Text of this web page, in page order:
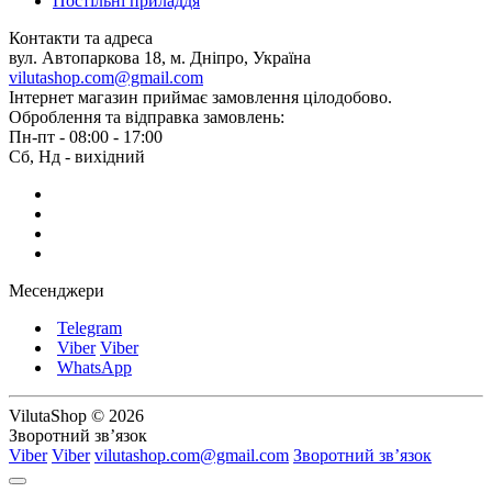
Контакти та адреса
вул. Автопаркова 18, м. Дніпро, Україна
vilutashop.com@gmail.com
Інтернет магазин приймає замовлення цілодобово.
Оброблення та відправка замовлень:
Пн-пт - 08:00 - 17:00
Сб, Нд - вихідний
Месенджери
Telegram
Viber Viber
WhatsApp
VilutaShop © 2026
Зворотний зв’язок
Viber Viber vilutashop.com@gmail.com Зворотний зв’язок